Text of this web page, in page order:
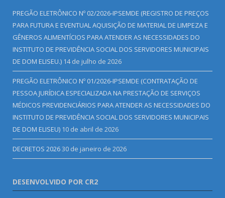
PREGÃO ELETRÔNICO Nº 02/2026-IPSEMDE (REGISTRO DE PREÇOS
PARA FUTURA E EVENTUAL AQUISIÇÃO DE MATERIAL DE LIMPEZA E
GÊNEROS ALIMENTÍCIOS PARA ATENDER AS NECESSIDADES DO
INSTITUTO DE PREVIDÊNCIA SOCIAL DOS SERVIDORES MUNICIPAIS
DE DOM ELISEU.) 14 de julho de 2026
PREGÃO ELETRÔNICO Nº 01/2026-IPSEMDE (CONTRATAÇÃO DE
PESSOA JURÍDICA ESPECIALIZADA NA PRESTAÇÃO DE SERVIÇOS
MÉDICOS PREVIDENCIÁRIOS PARA ATENDER AS NECESSIDADES DO
INSTITUTO DE PREVIDÊNCIA SOCIAL DOS SERVIDORES MUNICIPAIS
DE DOM ELISEU) 10 de abril de 2026
DECRETOS 202630 de janeiro de 2026
DESENVOLVIDO POR CR2